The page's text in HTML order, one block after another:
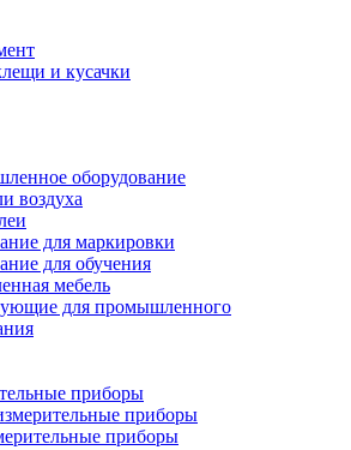
и кусачки
оборудование
воздуха
для маркировки
для обучения
мебель
для промышленного
приборы
приборы
приборы